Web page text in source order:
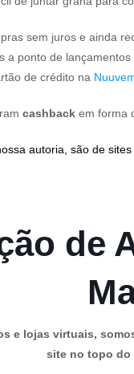
sem juros e ainda
a ponto de
de crédito na
cashback em forma
autoria, são de
de
e lojas virtuais,
site no topo do